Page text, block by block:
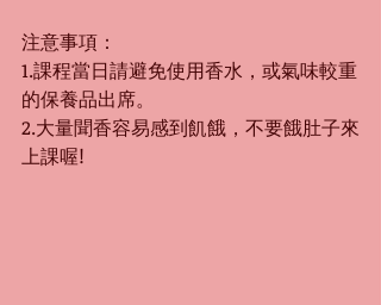
注意事項：
1.課程當日請避免使用香水，或氣味較重
的保養品出席。
2.大量聞香容易感到飢餓，不要餓肚子來
上課喔!